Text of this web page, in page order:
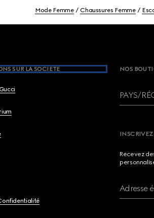
Mode Femme Chaussures Femme
SUR LA SOCIETE NOS
PAYS/
Recevez
Adresse